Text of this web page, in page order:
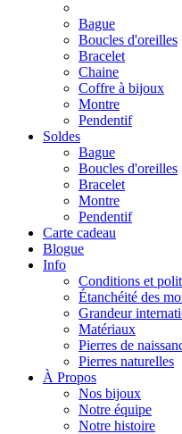
Bague
Boucles d'oreilles
Bracelet
Chaine
Coffre à bijoux
Montre
Pendentif
Soldes
Bague
Boucles d'oreilles
Bracelet
Montre
Pendentif
Carte cadeau
Blogue
Info
Conditions et
Étanchéité des
Grandeur
Matériaux
Pierres de
Pierres naturelles
À Propos
Nos bijoux
Notre équipe
Notre histoire